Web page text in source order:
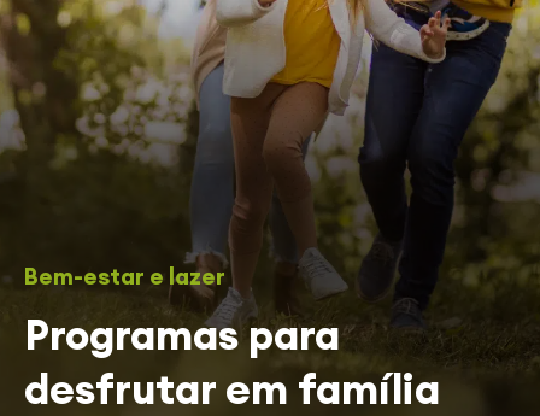
Bem-estar e lazer
Programas para
desfrutar em família